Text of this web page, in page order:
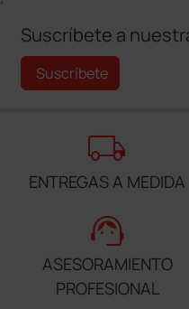
Suscríbete a
Suscríbete
local_shipping
ENTREGAS A MEDIDA
support_agent
ASESORAMIENTO
PROFESIONAL